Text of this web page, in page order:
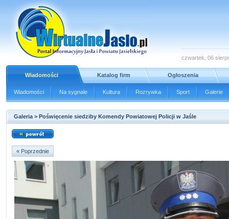
czwartek, 06
Wiadomości Katalog firm Ogłoszenia
Wiadomości Na sygnale Kultura Rozrywka Sport Galerie
Galeria > Poświęcenie siedziby Komendy Powiatowej Policji w Jaśle
« Poprzednie